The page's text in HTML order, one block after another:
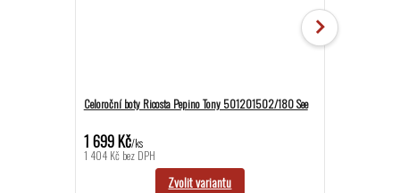
Celoroční boty Ricosta Pepino Tony 501201502/180 See
1 699 Kč/ks
1 404 Kč bez DPH
Zvolit variantu